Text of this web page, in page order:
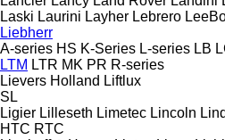
Laski Laurini Layher Lebrero
Liebherr
A-series HS K-Series L-series LB
LTM LTR MK PR R-series
Lievers Holland Liftlux
SL
Ligier Lilleseth Limetec Lincoln
HTC RTC